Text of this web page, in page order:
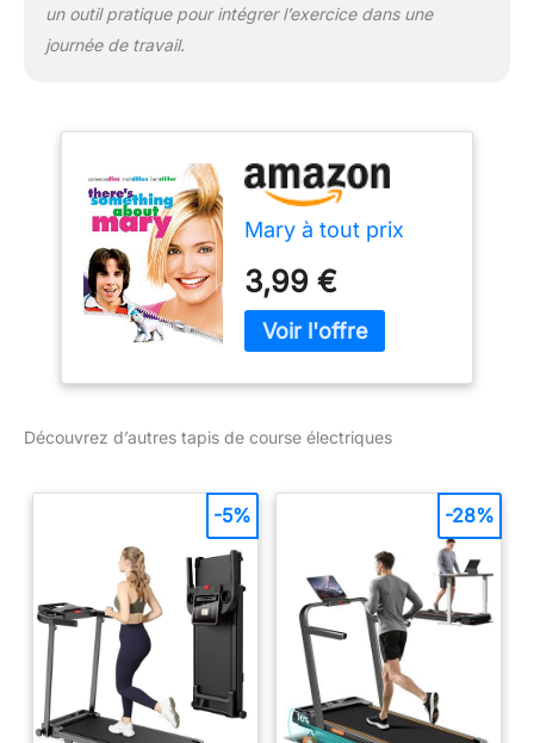
un outil pratique pour intégrer l’exercice dans une
journée de travail.
Mary à tout prix
3,99 €
Découvrez d’autres tapis de course électriques
-5% -28%